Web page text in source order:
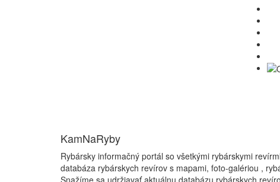
KamNaRyby
Rybársky informačný portál so všetkými rybárskymi
databáza rybárskych revírov s mapami, foto-galériou ,